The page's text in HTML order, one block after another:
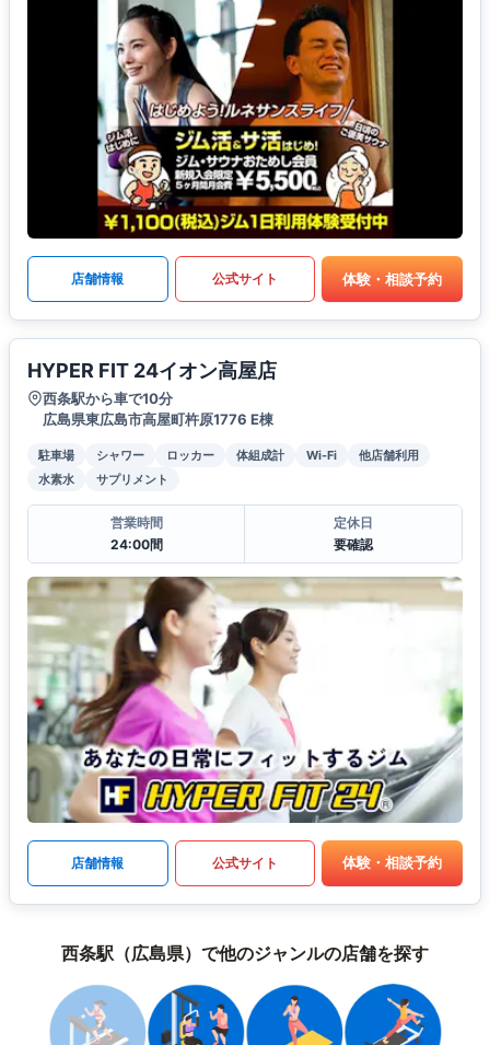
店舗情報 公式サイト 体験・相談予約
HYPER FIT 24イオン高屋店
西条駅から車で10分
広島県東広島市高屋町杵原1776 E棟
駐車場 シャワー ロッカー 体組成計 Wi-Fi
他店舗利用
水素水
サプリメント
営業時間
24:00間
定休日
要確認
店舗情報 公式サイト 体験・相談予約
西条駅（広島県）で他のジャンルの店舗を探す